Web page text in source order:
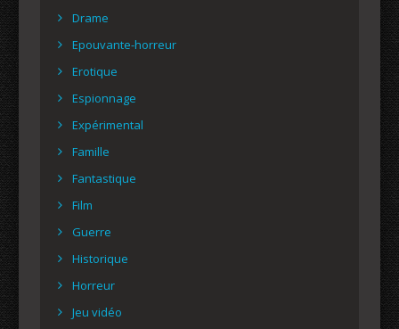
Drame
Epouvante-horreur
Erotique
Espionnage
Expérimental
Famille
Fantastique
Film
Guerre
Historique
Horreur
Jeu vidéo